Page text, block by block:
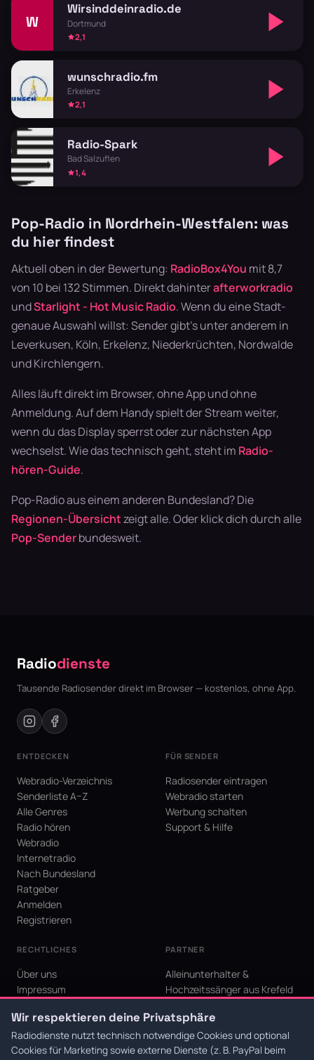
W
Wirsinddeinradio.de
Dortmund
2,1
wunschradio.fm
Erkelenz
2,1
Radio-Spark
Bad Salzuflen
1,4
Pop-Radio in Nordrhein-Westfalen: was
du hier findest
Aktuell oben in der Bewertung: RadioBox4You mit 8,7
von 10 bei 132 Stimmen. Direkt dahinterafterworkradio
undStarlight - Hot Music Radio. Wenn du eine Stadt-
genaue Auswahl willst: Sender gibt's unter anderem in
Leverkusen, Köln, Erkelenz, Niederkrüchten, Nordwalde
und Kirchlengern.
Alles läuft direkt im Browser, ohne App und ohne
Anmeldung. Auf dem Handy spielt der Stream weiter,
wenn du das Display sperrst oder zur nächsten App
wechselst. Wie das technisch geht, steht im Radio-
hören-Guide.
Pop-Radio aus einem anderen Bundesland? Die
Regionen-Übersichtzeigt alle. Oder klick dich durch alle
Pop-Senderbundesweit.
Radiodienste
Tausende Radiosender direkt im Browser — kostenlos, ohne App.
ENTDECKEN
Webradio-Verzeichnis
Senderliste A–Z
Alle Genres
Radio hören
Webradio
Internetradio
Nach Bundesland
Ratgeber
Anmelden
Registrieren
FÜR SENDER
Radiosender eintragen
Webradio starten
Werbung schalten
Support & Hilfe
RECHTLICHES
Über uns
Impressum
AGB
Cookie-Einstellungen
PARTNER
Alleinunterhalter &
Hochzeitssänger aus Krefeld
Krefeld für den Niederrhein
Wir respektieren deine Privatsphäre
Radiodienste nutzt technisch notwendige Cookies und optional
Cookies für Marketing sowie externe Dienste (z. B. PayPal beim